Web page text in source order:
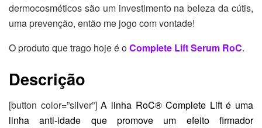
dermocosméticos são um investimento na beleza da cútis,
uma prevenção, então me jogo com vontade!
O produto que trago hoje é oComplete Lift Serum RoC.
Descrição
[button color=”silver”]A linha RoC® Complete Lift é uma
linha anti-idade que promove um efeito firmador